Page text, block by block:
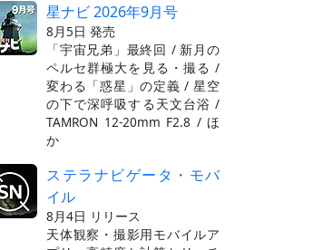
星ナビ 2026年9月号
8月5日 発売
「宇宙兄弟」最終回 / 新月の
ペルセ群極大を見る・撮る /
変わる「惑星」の定義 / 星空
の下で深呼吸する天文台浴 /
TAMRON 12-20mm F2.8 / ほ
か
ステラナビゲータ・モバ
イル
8月4日 リリース
天体観察・撮影用モバイルア